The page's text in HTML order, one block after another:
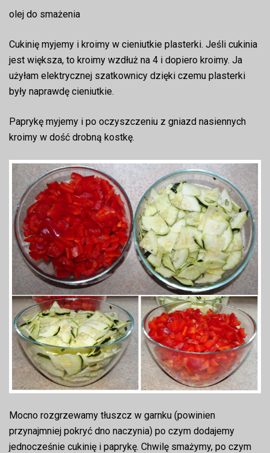
olej do smażenia
Cukinię myjemy i kroimy w cieniutkie plasterki. Jeśli cukinia
jest większa, to kroimy wzdłuż na 4 i dopiero kroimy. Ja
użyłam elektrycznej szatkownicy dzięki czemu plasterki
były naprawdę cieniutkie.
Paprykę myjemy i po oczyszczeniu z gniazd nasiennych
kroimy w dość drobną kostkę.
Mocno rozgrzewamy tłuszcz w garnku (powinien
przynajmniej pokryć dno naczynia) po czym dodajemy
jednocześnie cukinię i paprykę. Chwilę smażymy, po czym